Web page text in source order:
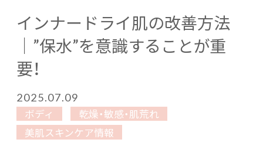
インナードライ肌の改善方法
｜”保水”を意識することが重
要！
2025.07.09
ボディ
乾燥・敏感・肌荒れ
美肌スキンケア情報